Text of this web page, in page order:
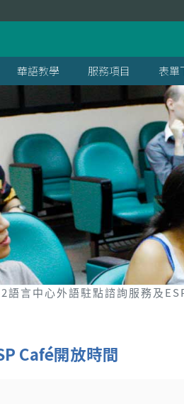
華語教學 服務項目 表單
語言中心外語駐點諮詢服務及
Café開放時間